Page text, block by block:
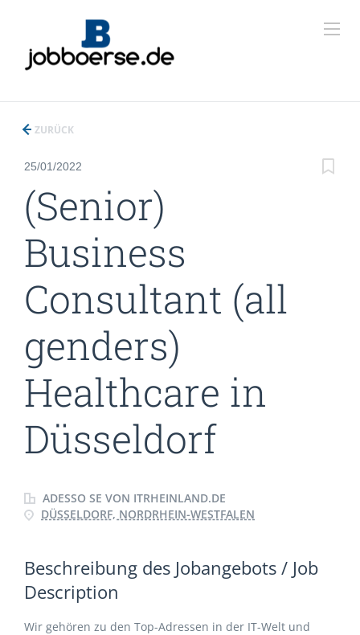
ZURÜCK
25/01/2022
(Senior)
Business
Consultant (all
genders)
Healthcare in
Düsseldorf
ADESSO SE VON ITRHEINLAND.DE
DÜSSELDORF, NORDRHEIN-WESTFALEN
Beschreibung des Jobangebots / Job
Description
Wir gehören zu den Top-Adressen in der IT-Welt und